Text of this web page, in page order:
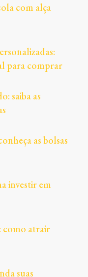
com alça
para comprar
saiba as
as bolsas
investir em
como atrair
suas